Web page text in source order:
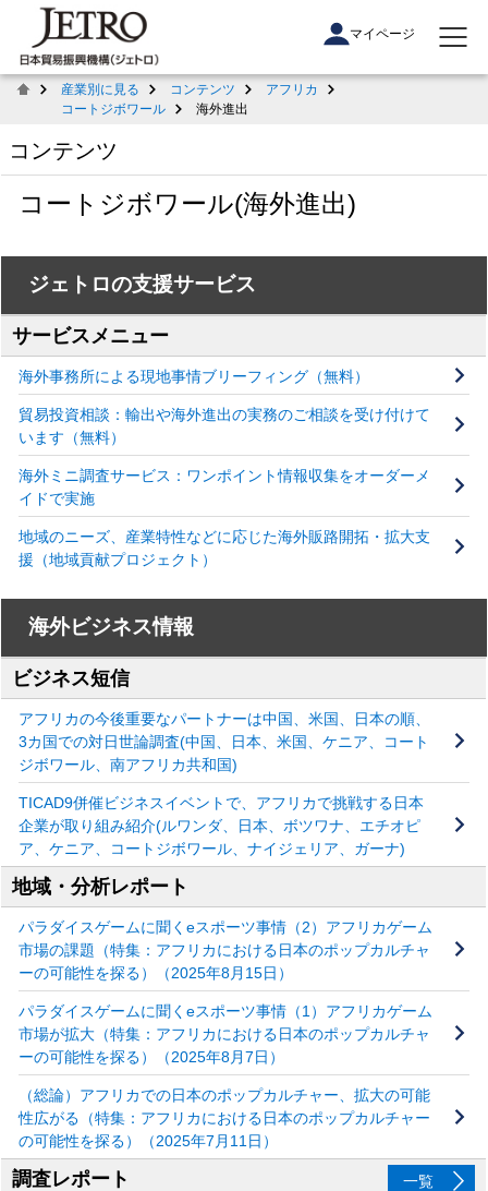
マイページ
産業別に見る コンテンツ
アフリカ
コートジボワール
海外進出
コンテンツ
コートジボワール(海外進出)
ジェトロの支援サービス
サービスメニュー
海外事務所による現地事情ブリーフィング（無料）
貿易投資相談：輸出や海外進出の実務のご相談を受け付けて
います（無料）
海外ミニ調査サービス：ワンポイント情報収集をオーダーメ
イドで実施
地域のニーズ、産業特性などに応じた海外販路開拓・拡大支
援（地域貢献プロジェクト）
海外ビジネス情報
ビジネス短信
アフリカの今後重要なパートナーは中国、米国、日本の順、
3カ国での対日世論調査(中国、日本、米国、ケニア、コート
ジボワール、南アフリカ共和国)
TICAD9併催ビジネスイベントで、アフリカで挑戦する日本
企業が取り組み紹介(ルワンダ、日本、ボツワナ、エチオピ
ア、ケニア、コートジボワール、ナイジェリア、ガーナ)
地域・分析レポート
パラダイスゲームに聞くeスポーツ事情（2）アフリカゲーム
市場の課題（特集：アフリカにおける日本のポップカルチャ
ーの可能性を探る）（2025年8月15日）
パラダイスゲームに聞くeスポーツ事情（1）アフリカゲーム
市場が拡大（特集：アフリカにおける日本のポップカルチャ
ーの可能性を探る）（2025年8月7日）
（総論）アフリカでの日本のポップカルチャー、拡大の可能
性広がる（特集：アフリカにおける日本のポップカルチャー
の可能性を探る）（2025年7月11日）
調査レポート 一覧